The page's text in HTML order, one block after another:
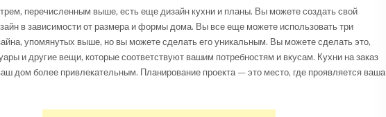
перечисленным выше, есть еще дизайн кухни и планы. Вы можете создать свой
в зависимости от размера и формы дома. Вы все еще можете использовать три
упомянутых выше, но вы можете сделать его уникальным. Вы можете сделать это,
и другие вещи, которые соответствуют вашим потребностям и вкусам. Кухни на заказ
дом более привлекательным. Планирование проекта — это место, где проявляется ваша